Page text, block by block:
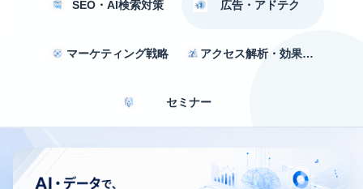
SEO・AI検索対策 広告・アドテク
マーケティング戦略 アクセス解析・効果測定
セミナー